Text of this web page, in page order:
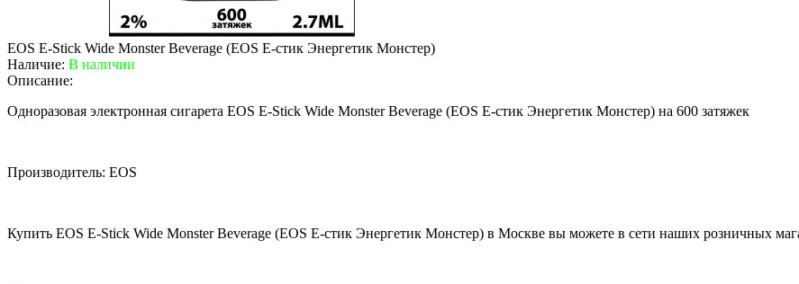
EOS E-Stick Wide Monster Beverage (EOS Е-стик Энергетик Монстер)
Наличие: В наличии
Описание:
Одноразовая электронная сигарета EOS E-Stick Wide Monster Beverage (EOS Е-стик Энергетик Монстер) на 600 затяжек
Производитель: EOS
Купить EOS E-Stick Wide Monster Beverage (EOS Е-стик Энергетик Монстер) в Москве вы можете в сети наших розничных